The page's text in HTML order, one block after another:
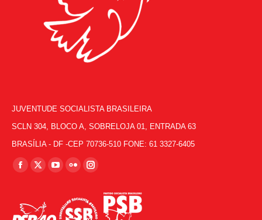
JUVENTUDE SOCIALISTA BRASILEIRA
SCLN 304, BLOCO A, SOBRELOJA 01, ENTRADA 63
BRASÍLIA - DF -CEP 70736-510 FONE: 61 3327-6405
Encontre-nos em:
Facebook
opens
in
X
opens
in
YouTube
opens
in
Flickr
opens
in
Instagram
opens
in